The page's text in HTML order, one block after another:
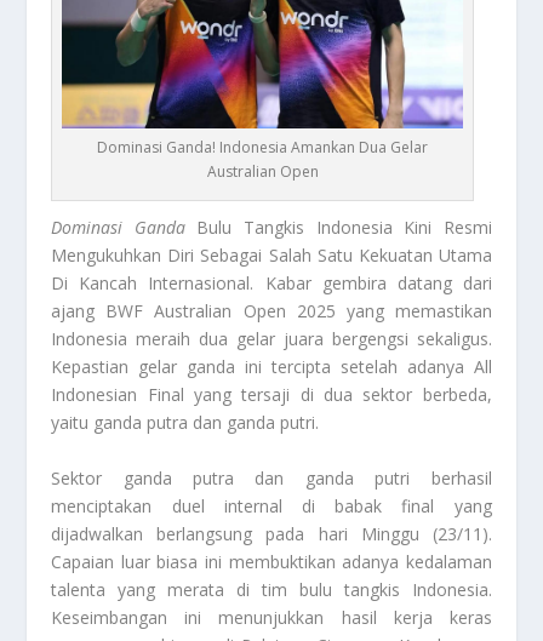
Dominasi Ganda! Indonesia Amankan Dua Gelar
Australian Open
Dominasi GandaBulu Tangkis Indonesia Kini Resmi
Mengukuhkan Diri Sebagai Salah Satu Kekuatan Utama
Di Kancah Internasional. Kabar gembira datang dari
ajang BWF Australian Open 2025 yang memastikan
Indonesia meraih dua gelar juara bergengsi sekaligus.
Kepastian gelar ganda ini tercipta setelah adanya All
Indonesian Final yang tersaji di dua sektor berbeda,
yaitu ganda putra dan ganda putri.
Sektor ganda putra dan ganda putri berhasil
menciptakan duel internal di babak final yang
dijadwalkan berlangsung pada hari Minggu (23/11).
Capaian luar biasa ini membuktikan adanya kedalaman
talenta yang merata di tim bulu tangkis Indonesia.
Keseimbangan ini menunjukkan hasil kerja keras